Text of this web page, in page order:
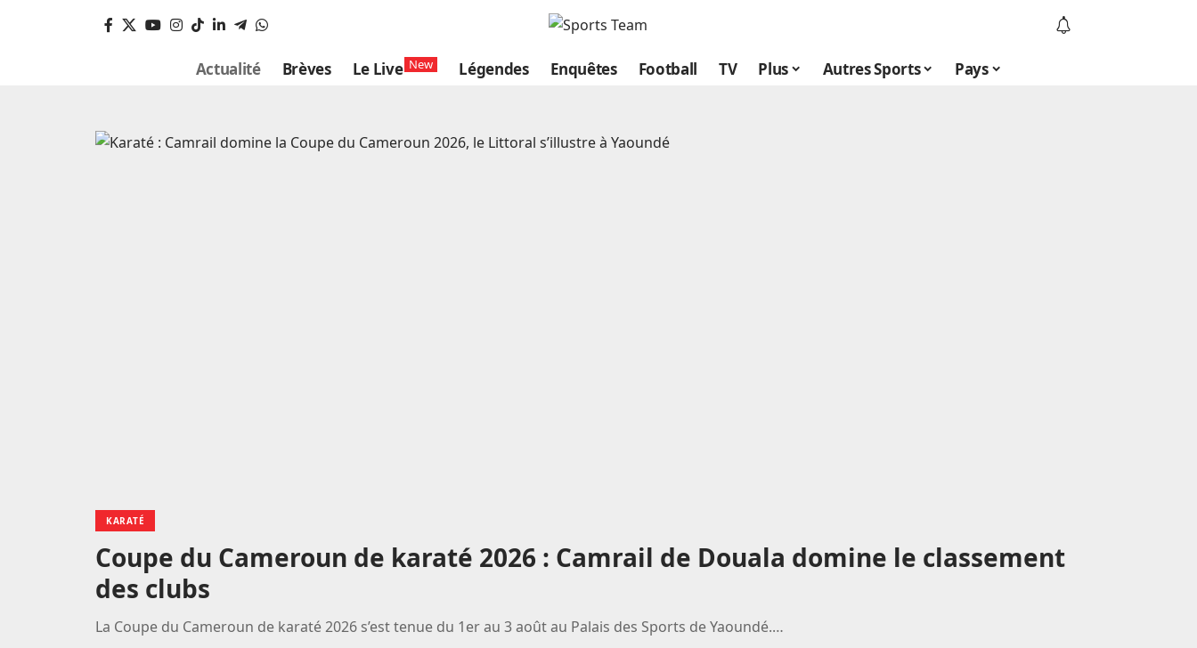
Actualité Brèves Le Live New Légendes Enquêtes Football TV Plus Autres Sports Pays
KARATÉ
Coupe du Cameroun de karaté 2026 : Camrail de Douala domine le classement
des clubs
La Coupe du Cameroun de karaté 2026 s’est tenue du 1er au 3 août au Palais des Sports de Yaoundé.…